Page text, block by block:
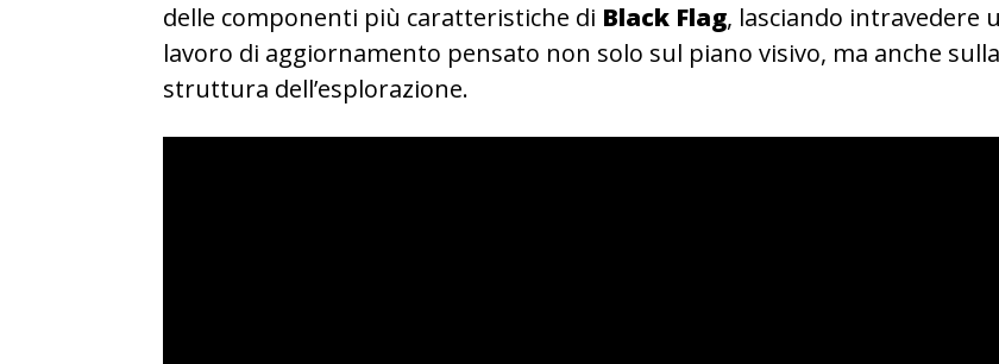
delle componenti più caratteristiche di Black Flag, lasciando intravedere
lavoro di aggiornamento pensato non solo sul piano visivo, ma anche sulla
struttura dell’esplorazione.